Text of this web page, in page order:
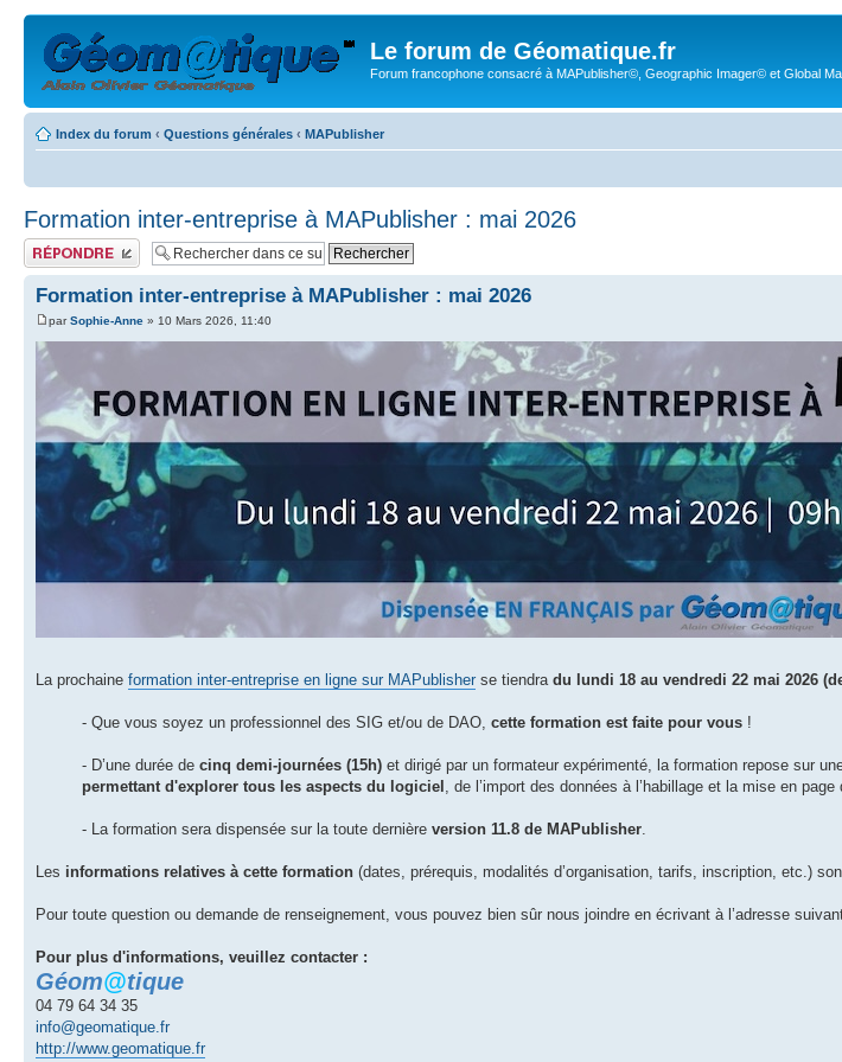
Le forum de Géomatique.fr
Forum francophone consacré à MAPublisher©, Geographic Imager© et Global
Index du forum ‹ Questions générales ‹ MAPublisher
Formation inter-entreprise à MAPublisher : mai 2026
Publier une réponse
Formation inter-entreprise à MAPublisher : mai 2026
parSophie-Anne » 10 Mars 2026, 11:40
La prochaine formation inter-entreprise en ligne sur MAPublisher se tiendra du lundi 18 au vendredi 22 mai 2026
- Que vous soyez un professionnel des SIG et/ou de DAO, cette formation est faite pour vous !
- D’une durée de cinq demi-journées (15h) et dirigé par un formateur expérimenté, la formation repose sur
permettant d'explorer tous les aspects du logiciel , de l’import des données à l’habillage et la mise en
- La formation sera dispensée sur la toute dernière version 11.8 de MAPublisher
Les informations relatives à cette formation (dates, prérequis, modalités d’organisation, tarifs, inscription, etc.)
Pour toute question ou demande de renseignement, vous pouvez bien sûr nous joindre en écrivant à l’adresse
Pour plus d'informations, veuillez contacter :
Géom@tique
04 79 64 34 35
info@geomatique.fr
http://www.geomatique.fr